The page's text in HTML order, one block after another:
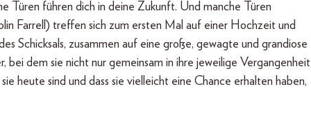
Türen führen dich in deine Zukunft. Und manche Türen
Farrell) treffen sich zum ersten Mal auf einer Hochzeit und
Schicksals, zusammen auf eine große, gewagte und grandiose
bei dem sie nicht nur gemeinsam in ihre jeweilige Vergangenheit
heute sind und dass sie vielleicht eine Chance erhalten haben,